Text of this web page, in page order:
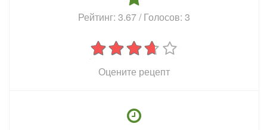
Рейтинг: 3.67/ Голосов: 3
Оцените рецепт